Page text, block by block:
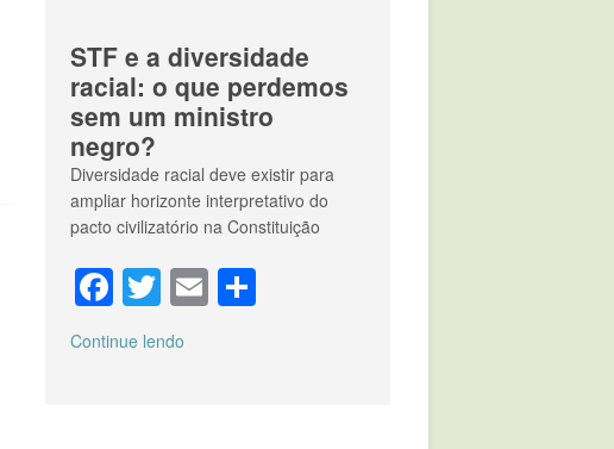
STF e a diversidade
racial: o que perdemos
sem um ministro
negro?
Diversidade racial deve existir para
ampliar horizonte interpretativo do
pacto civilizatório na Constituição
Facebook
Twitter
EmailCompartilhar
Continue lendo